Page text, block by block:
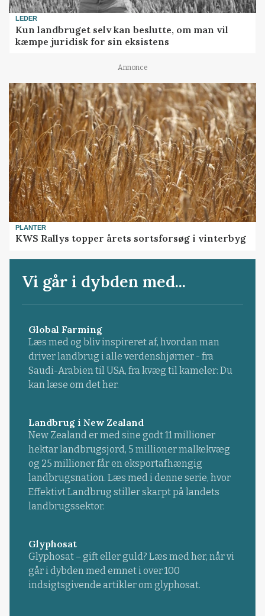
LEDER
Kun landbruget selv kan beslutte, om man vil
kæmpe juridisk for sin eksistens
Annonce
PLANTER
KWS Rallys topper årets sortsforsøg i vinterbyg
Vi går i dybden med...
Global Farming
Læs med og bliv inspireret af, hvordan man
driver landbrug i alle verdenshjørner - fra
Saudi-Arabien til USA, fra kvæg til kameler: Du
kan læse om det her.
Landbrug i New Zealand
New Zealand er med sine godt 11 millioner
hektar landbrugsjord, 5 millioner malkekvæg
og 25 millioner får en eksportafhængig
landbrugsnation. Læs med i denne serie, hvor
Effektivt Landbrug stiller skarpt på landets
landbrugssektor.
Glyphosat
Glyphosat – gift eller guld? Læs med her, når vi
går i dybden med emnet i over 100
indsigtsgivende artikler om glyphosat.